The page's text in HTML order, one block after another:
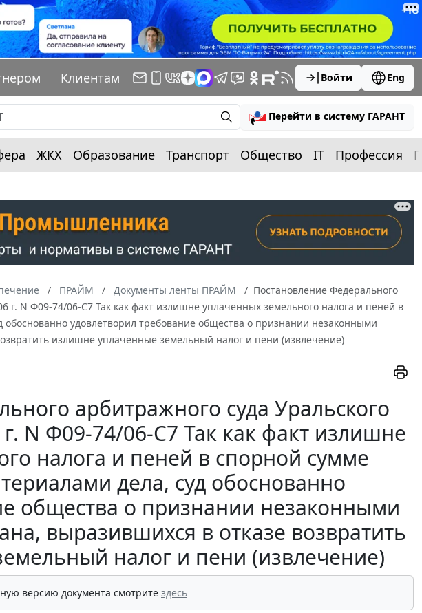
Клиентам Войти Eng
Перейти в систему ГАРАНТ
ЖКХ Образование Транспорт Общество IT Профессия
ПРАЙМ Документы ленты ПРАЙМ
Постановление Федерального
г. N Ф09-74/06-С7 Так как факт излишне уплаченных земельного налога и пеней в
удовлетворил требование общества о признании незаконными
излишне уплаченные земельный налог и пени (извлечение)
арбитражного суда Уральского
N Ф09-74/06-С7 Так как факт излишне
налога и пеней в спорной сумме
дела, суд обоснованно
общества о признании незаконными
выразившихся в отказе возвратить
налог и пени (извлечение)
версию документа смотрите здесь